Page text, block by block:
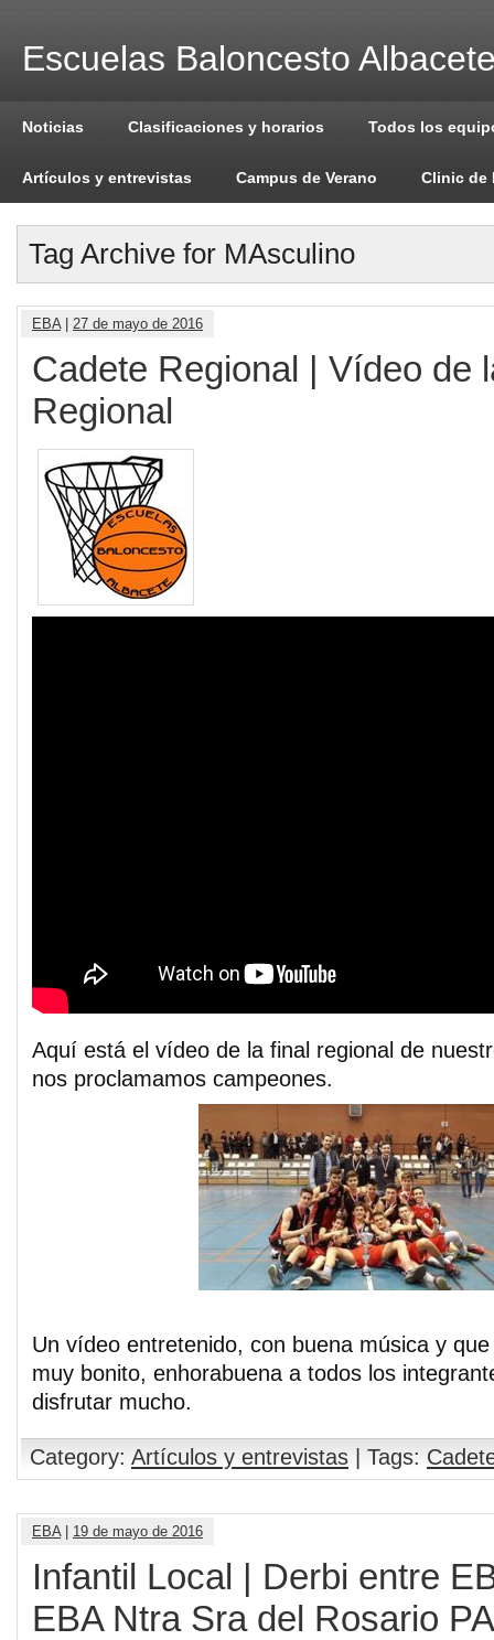
Escuelas Baloncesto
Noticias Clasificaciones y horarios Todos los
Artículos y entrevistas Campus de Verano Clinic de
Tag Archive for MAsculino
EBA| 27 de mayo de 2016
Cadete Regional | Vídeo de
Regional
Aquí está el vídeo de la final regional de
nos proclamamos campeones.
Un vídeo entretenido, con buena música y
muy bonito, enhorabuena a todos los
disfrutar mucho.
Category: Artículos y entrevistas | Tags:
EBA| 19 de mayo de 2016
Infantil Local | Derbi entre
EBA Ntra Sra del Rosario